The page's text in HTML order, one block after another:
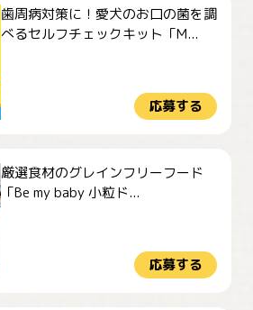
歯周病対策に！愛犬のお口の菌を調
べるセルフチェックキット「M...
応募する
厳選食材のグレインフリーフード
「Be my baby 小粒ド...
応募する